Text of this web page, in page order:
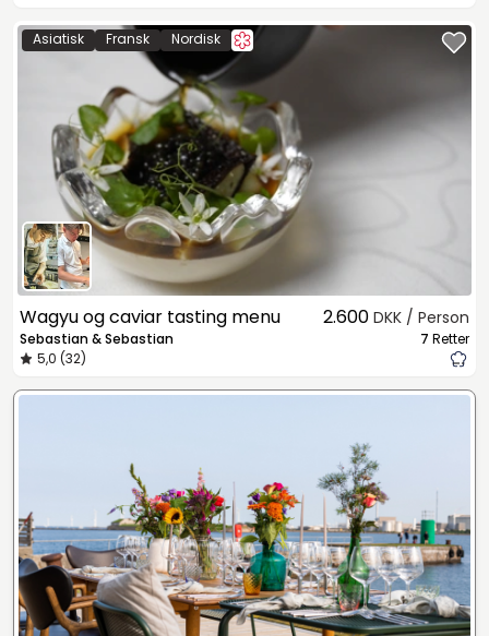
Asiatisk Fransk Nordisk
Wagyu og caviar tasting menu
Sebastian & Sebastian
5,0 (32)
2.600 DKK / Person
7 Retter